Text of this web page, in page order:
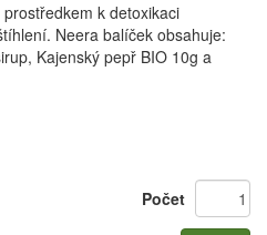
k detoxikaci
Neera balíček obsahuje:
Kajenský pepř BIO 10g a
Počet